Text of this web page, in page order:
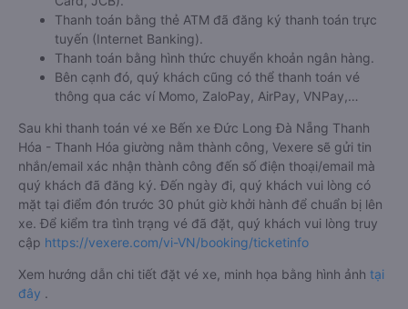
Thanh toán bằng thẻ ATM đã đăng ký thanh toán trực
tuyến (Internet Banking).
Thanh toán bằng hình thức chuyển khoản ngân hàng.
Bên cạnh đó, quý khách cũng có thể thanh toán vé
thông qua các ví Momo, ZaloPay, AirPay, VNPay,…
Sau khi thanh toán vé xe Bến xe Đức Long Đà Nẵng Thanh
Hóa - Thanh Hóa giường nằm thành công, Vexere sẽ gửi tin
nhắn/email xác nhận thành công đến số điện thoại/email mà
quý khách đã đăng ký. Đến ngày đi, quý khách vui lòng có
mặt tại điểm đón trước 30 phút giờ khởi hành để chuẩn bị lên
xe. Để kiểm tra tình trạng vé đã đặt, quý khách vui lòng truy
cập https://vexere.com/vi-VN/booking/ticketinfo
Xem hướng dẫn chi tiết đặt vé xe, minh họa bằng hình ảnh tại
đây .